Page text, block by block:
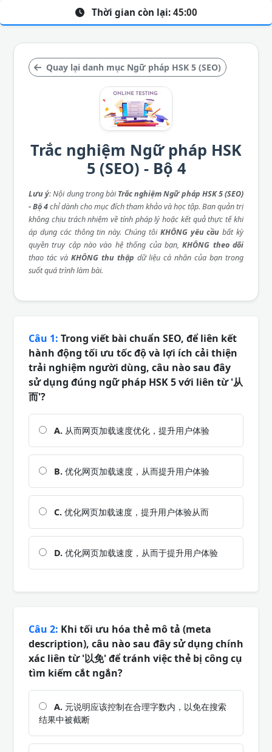
Quay lại danh mục Ngữ pháp HSK 5 (SEO)
Trắc nghiệm Ngữ pháp HSK
5 (SEO) - Bộ 4
Lưu ý: Nội dung trong bàiTrắc nghiệm Ngữ pháp HSK 5 (SEO)
- Bộ 4chỉ dành cho mục đích tham khảo và học tập. Ban quản trị
không chịu trách nhiệm về tính pháp lý hoặc kết quả thực tế khi
áp dụng các thông tin này. Chúng tôi KHÔNG yêu cầu bất kỳ
quyền truy cập nào vào hệ thống của bạn,KHÔNG theo dõi
thao tác và KHÔNG thu thập dữ liệu cá nhân của bạn trong
suốt quá trình làm bài.
Thời gian còn lại: 45:00
Câu 1: Trong viết bài chuẩn SEO, để liên kết
hành động tối ưu tốc độ và lợi ích cải thiện
trải nghiệm người dùng, câu nào sau đây
sử dụng đúng ngữ pháp HSK 5 với liên từ '从
而'?
A. 从而网页加载速度优化，提升用户体验
B. 优化网页加载速度，从而提升用户体验
C. 优化网页加载速度，提升用户体验从而
D. 优化网页加载速度，从而于提升用户体验
Câu 2: Khi tối ưu hóa thẻ mô tả (meta
description), câu nào sau đây sử dụng chính
xác liên từ '以免' để tránh việc thẻ bị công cụ
tìm kiếm cắt ngắn?
A. 元说明应该控制在合理字数内，以免在搜索
结果中被截断